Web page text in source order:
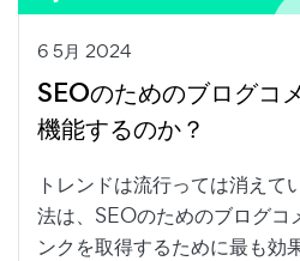
6 5月 2024
SEOのためのブログコ
機能するのか？
トレンドは流行っては消えて
法は、SEOのためのブログコ
ンクを取得するために最も効